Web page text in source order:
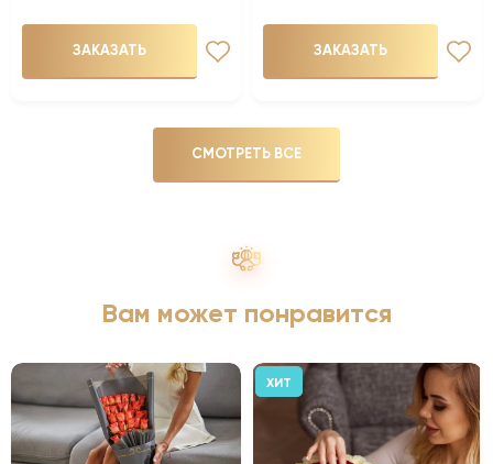
ЗАКАЗАТЬ ЗАКАЗАТЬ
СМОТРЕТЬ ВСЕ
Вам может понравится
ХИТ